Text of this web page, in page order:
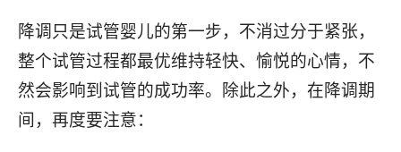
降调只是试管婴儿的第一步，不消过分于紧张，
整个试管过程都最优维持轻快、愉悦的心情，不
然会影响到试管的成功率。除此之外，在降调期
间，再度要注意：